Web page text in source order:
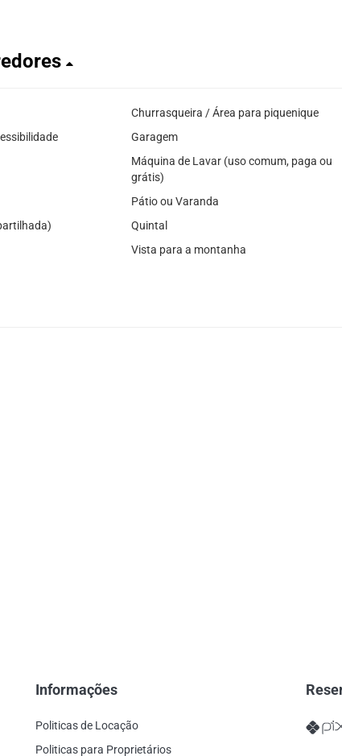
Churrasqueira / Área para piquenique
Garagem
Máquina de Lavar (uso comum, paga ou
grátis)
Pátio ou Varanda
Quintal
Vista para a montanha
Informações
Politicas de Locação
Politicas para Proprietários